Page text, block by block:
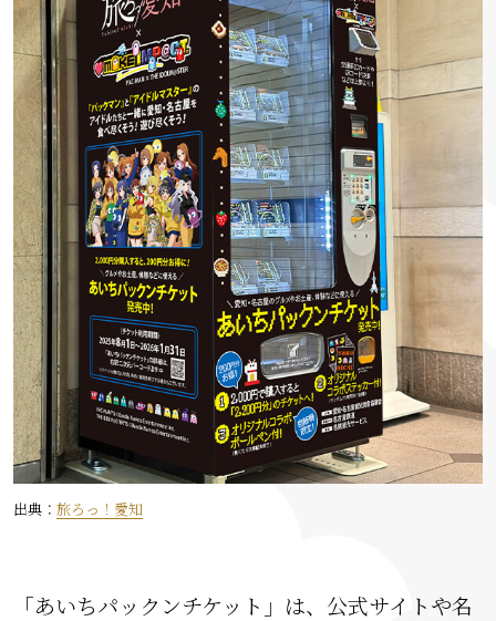
出典： 旅ろっ！愛知
「あいちパックンチケット」は、公式サイトや名